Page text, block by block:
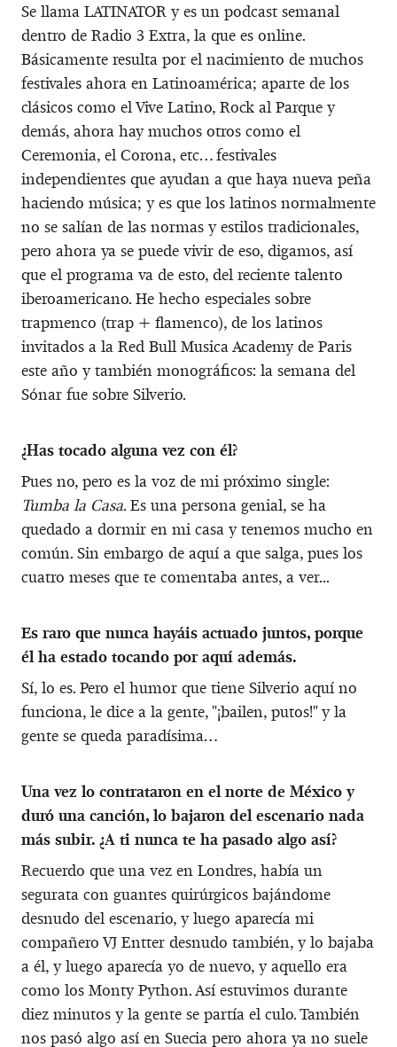
Se llama LATINATOR y es un podcast semanal
dentro de Radio 3 Extra, la que es online.
Básicamente resulta por el nacimiento de muchos
festivales ahora en Latinoamérica; aparte de los
clásicos como el Vive Latino, Rock al Parque y
demás, ahora hay muchos otros como el
Ceremonia, el Corona, etc… festivales
independientes que ayudan a que haya nueva peña
haciendo música; y es que los latinos normalmente
no se salían de las normas y estilos tradicionales,
pero ahora ya se puede vivir de eso, digamos, así
que el programa va de esto, del reciente talento
iberoamericano. He hecho especiales sobre
trapmenco (trap + flamenco), de los latinos
invitados a la Red Bull Musica Academy de Paris
este año y también monográficos: la semana del
Sónar fue sobre Silverio.
¿Has tocado alguna vez con él?
Pues no, pero es la voz de mi próximo single:
Tumba la Casa. Es una persona genial, se ha
quedado a dormir en mi casa y tenemos mucho en
común. Sin embargo de aquí a que salga, pues los
cuatro meses que te comentaba antes, a ver...
Es raro que nunca hayáis actuado juntos, porque
él ha estado tocando por aquí además.
Sí, lo es. Pero el humor que tiene Silverio aquí no
funciona, le dice a la gente, "¡bailen, putos!" y la
gente se queda paradísima…
Una vez lo contrataron en el norte de México y
duró una canción, lo bajaron del escenario nada
más subir. ¿A ti nunca te ha pasado algo así?
Recuerdo que una vez en Londres, había un
segurata con guantes quirúrgicos bajándome
desnudo del escenario, y luego aparecía mi
compañero VJ Entter desnudo también, y lo bajaba
a él, y luego aparecía yo de nuevo, y aquello era
como los Monty Python. Así estuvimos durante
diez minutos y la gente se partía el culo. También
nos pasó algo así en Suecia pero ahora ya no suele